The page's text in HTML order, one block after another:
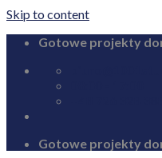
Skip to content
Gotowe projekty
Gotowe projekty